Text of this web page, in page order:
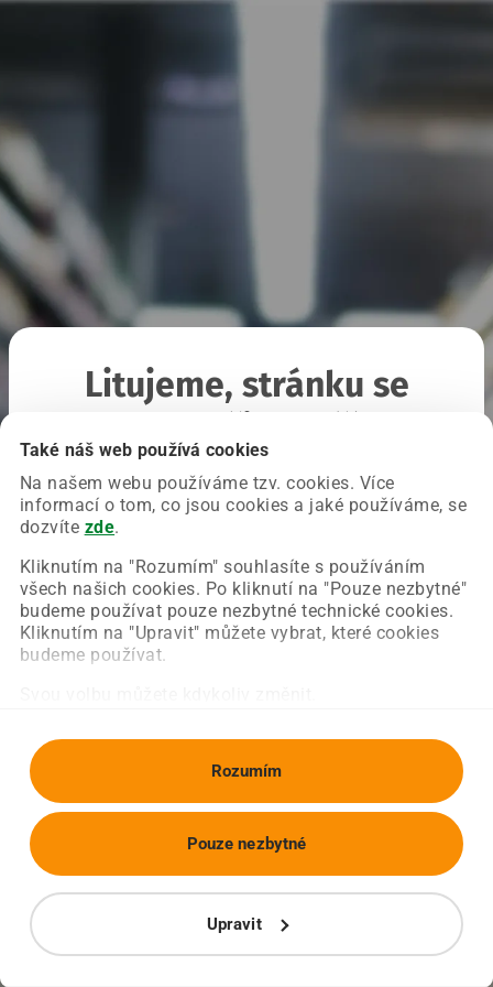
Také náš web používá cookies
Na našem webu používáme tzv. cookies. Více
informací o tom, co jsou cookies a jaké používáme, se
dozvíte zde.
Kliknutím na "Rozumím" souhlasíte s používáním
všech našich cookies. Po kliknutí na "Pouze nezbytné"
budeme používat pouze nezbytné technické cookies.
Kliknutím na "Upravit" můžete vybrat, které cookies
budeme používat.
Rozumím
Upravit
Pouze nezbytné
Litujeme, stránku se
Chyba nastala na naší straně a už ji opravujeme.
Zkuste prosím znovu načíst požadovanou stránku.
Obnovit stránku Úvodní strana